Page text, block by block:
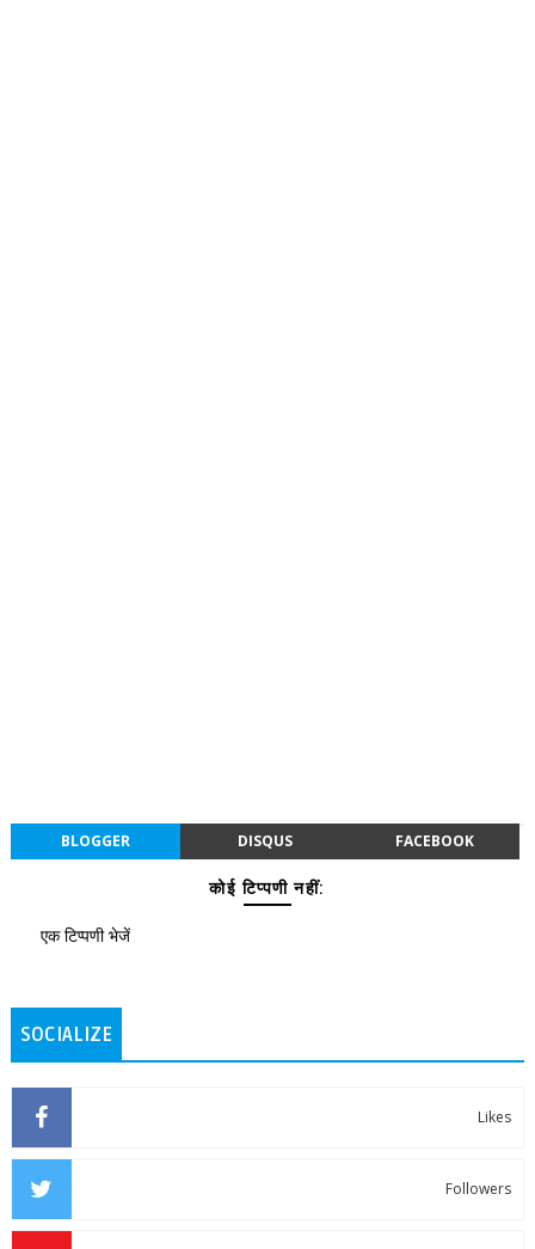
BLOGGER DISQUS FACEBOOK
कोई टिप्पणी नहीं:
एक टिप्पणी भेजें
SOCIALIZE
Likes
Followers